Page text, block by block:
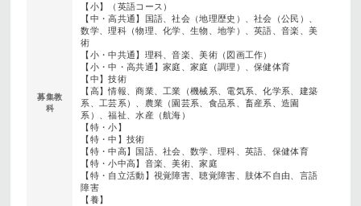
募集教
科
【小】（英語コース）
【中・高共通】国語、社会（地理歴史）、社会（公民）、
数学、理科（物理、化学、生物、地学）、英語、音楽、美
術
【小・中共通】理科、音楽、美術（図画工作）
【小・中・高共通】家庭、家庭（調理）、保健体育
【中】技術
【高】情報、商業、工業（機械系、電気系、化学系、建築
系、工芸系）、農業（園芸系、食品系、畜産系、造園
系）、福祉、水産（航海）
【特・小】
【特・中】技術
【特・中高】国語、社会、数学、理科、英語、保健体育
【特・小中高】音楽、美術、家庭
【特・自立活動】視覚障害、聴覚障害、肢体不自由、言語
障害
【養】